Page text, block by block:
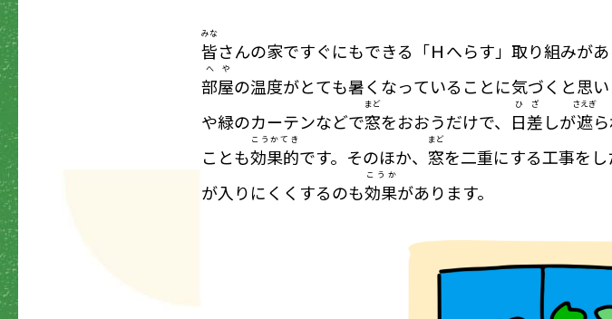
皆
みな
さんの家ですぐにもできる「Ｈへらす」取り組みが
部屋
へや
の温度がとても暑くなっていることに気づくと思
や緑のカーテンなどで窓
まど
をおおうだけで、 日差
ひざ
しが遮
さえぎ
ら
ことも効果的
こうかてき
です。そのほか、 窓
まど
を二重にする工事を
が入りにくくするのも効果
こうか
があります。